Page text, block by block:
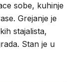
sobe, kuhinje
Grejanje je
stajalista,
Stan je u